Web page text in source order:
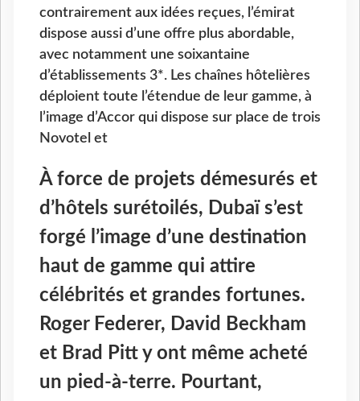
contrairement aux idées reçues, l’émirat
dispose aussi d’une offre plus abordable,
avec notamment une soixantaine
d’établissements 3*. Les chaînes hôtelières
déploient toute l’étendue de leur gamme, à
l’image d’Accor qui dispose sur place de trois
Novotel et
À force de projets démesurés et
d’hôtels surétoilés, Dubaï s’est
forgé l’image d’une destination
haut de gamme qui attire
célébrités et grandes fortunes.
Roger Federer, David Beckham
et Brad Pitt y ont même acheté
un pied-à-terre. Pourtant,